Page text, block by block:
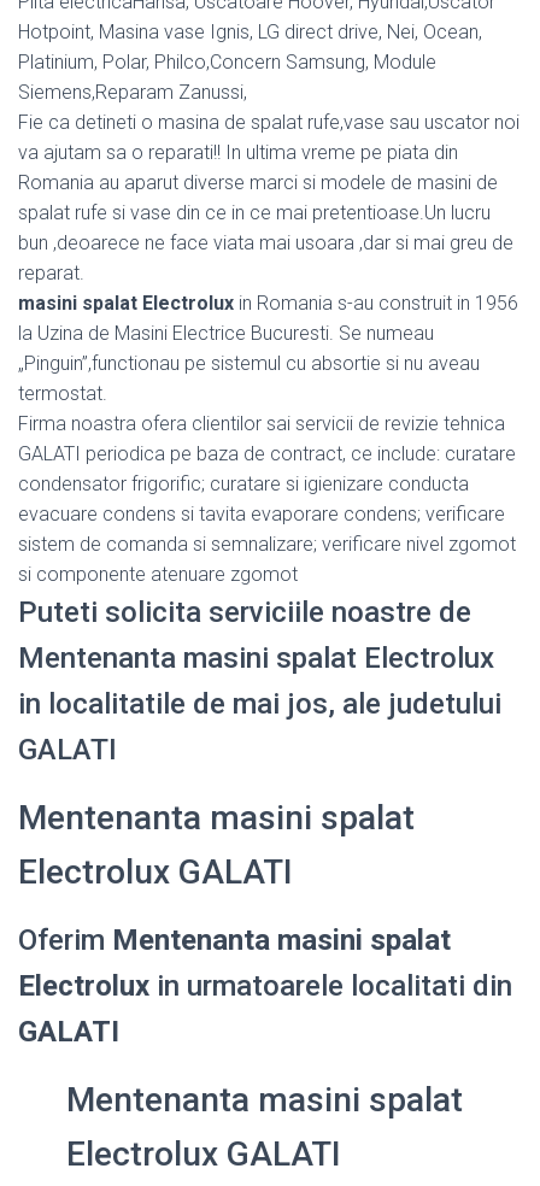
Hotpoint, Masina vase Ignis, LG direct drive, Nei, Ocean,
Platinium, Polar, Philco,Concern Samsung, Module
Siemens,Reparam Zanussi,
Fie ca detineti o masina de spalat rufe,vase sau uscator noi
va ajutam sa o reparati!! In ultima vreme pe piata din
Romania au aparut diverse marci si modele de masini de
spalat rufe si vase din ce in ce mai pretentioase.Un lucru
bun ,deoarece ne face viata mai usoara ,dar si mai greu de
reparat.
masini spalat Electrolux in Romania s-au construit in 1956
la Uzina de Masini Electrice Bucuresti. Se numeau
„Pinguin”,functionau pe sistemul cu absortie si nu aveau
termostat.
Firma noastra ofera clientilor sai servicii de revizie tehnica
GALATI periodica pe baza de contract, ce include: curatare
condensator frigorific; curatare si igienizare conducta
evacuare condens si tavita evaporare condens; verificare
sistem de comanda si semnalizare; verificare nivel zgomot
si componente atenuare zgomot
Puteti solicita serviciile noastre de
Mentenanta masini spalat Electrolux
in localitatile de mai jos, ale judetului
GALATI
Mentenanta masini spalat
Electrolux GALATI
Oferim Mentenanta masini spalat
Electrolux in urmatoarele localitati din
GALATI
Mentenanta masini spalat
Electrolux GALATI